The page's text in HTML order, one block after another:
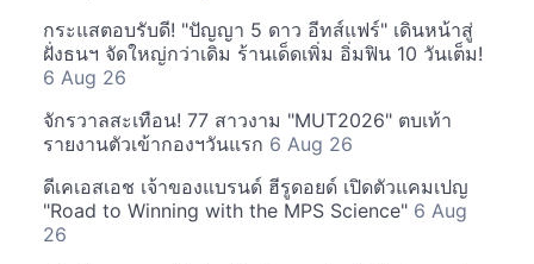
กระแสตอบรับดี! "ปัญญา 5 ดาว อีทส์แฟร์" เดินหน้าสู่
ฝั่งธนฯ จัดใหญ่กว่าเดิม ร้านเด็ดเพิ่ม อิ่มฟิน 10 วันเต็ม!
6 Aug 26
จักรวาลสะเทือน! 77 สาวงาม "MUT2026" ตบเท้า
รายงานตัวเข้ากองฯวันแรก 6 Aug 26
ดีเคเอสเอช เจ้าของแบรนด์ ฮีรูดอยด์ เปิดตัวแคมเปญ
"Road to Winning with the MPS Science" 6 Aug
26